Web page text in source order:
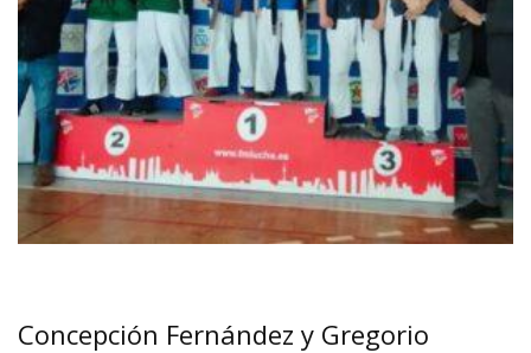
Concepción Fernández y Gregorio